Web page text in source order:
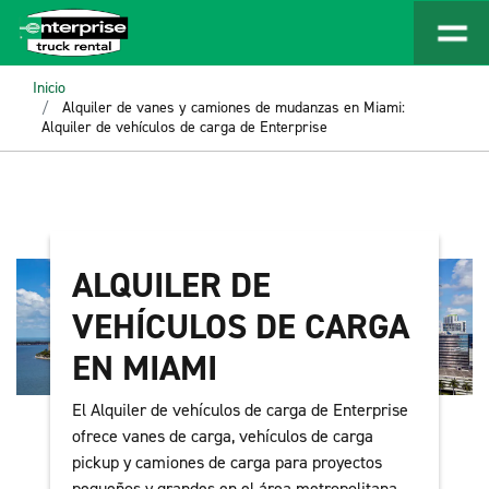
Inicio
Alquiler de vanes y camiones de mudanzas en Miami:
Alquiler de vehículos de carga de Enterprise
ALQUILER DE
VEHÍCULOS DE CARGA
EN MIAMI
El Alquiler de vehículos de carga de Enterprise
ofrece vanes de carga, vehículos de carga
pickup y camiones de carga para proyectos